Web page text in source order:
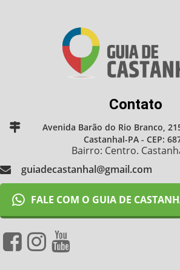
Contato
Avenida Barão do Rio Branco,
Castanhal-PA - CEP:
Bairro: Centro.
guiadecastanhal@gmail.com
FALE COM O GUIA DE